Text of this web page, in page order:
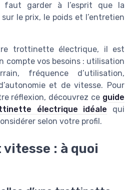
faut garder à l’esprit que la
le prix, le poids et l’entretien
trottinette électrique, il est
compte vos besoins : utilisation
fréquence d’utilisation,
et de vitesse. Pour
réflexion, découvrez ce guide
électrique idéale qui
selon votre profil.
: à quoi